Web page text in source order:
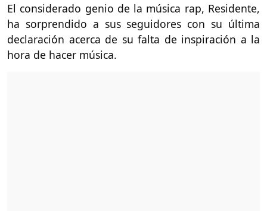
El considerado genio de la música rap, Residente,
ha sorprendido a sus seguidores con su última
declaración acerca de su falta de inspiración a la
hora de hacer música.